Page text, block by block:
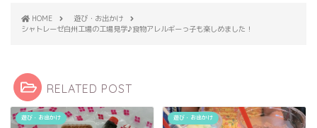
HOME
遊び・お出かけ
シャトレーゼ白州工場の工場見学♪食物アレルギーっ子も楽しめました！
RELATED POST
遊び・お出かけ 遊び・お出かけ